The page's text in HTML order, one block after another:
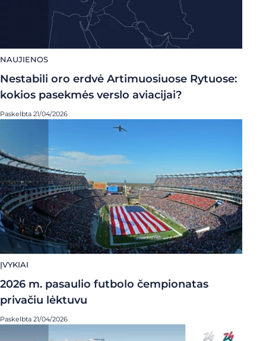
NAUJIENOS
Nestabili oro erdvė Artimuosiuose Rytuose:
kokios pasekmės verslo aviacijai?
Paskelbta 21/04/2026
ĮVYKIAI
2026 m. pasaulio futbolo čempionatas
privačiu lėktuvu
Paskelbta 21/04/2026